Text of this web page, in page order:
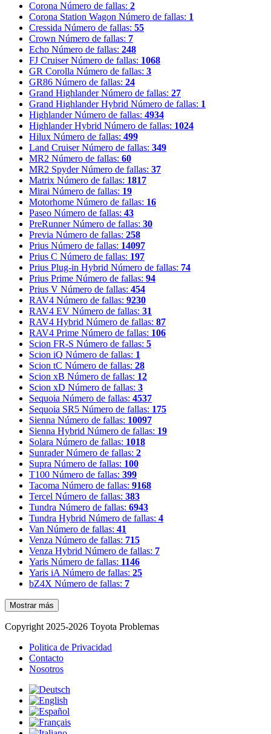
Corona Número de fallas: 2
Corona Station Wagon Número de fallas: 1
Cressida Número de fallas: 55
Crown Número de fallas: 7
Echo Número de fallas: 248
FJ Cruiser Número de fallas: 1068
GR Corolla Número de fallas: 3
GR86 Número de fallas: 24
Grand Highlander Número de fallas: 27
Grand Highlander Hybrid Número de fallas: 1
Highlander Número de fallas: 4934
Highlander Hybrid Número de fallas: 1024
Hilux Número de fallas: 499
Land Cruiser Número de fallas: 349
MR2 Número de fallas: 60
MR2 Spyder Número de fallas: 37
Matrix Número de fallas: 1817
Mirai Número de fallas: 19
Motorhome Número de fallas: 16
Paseo Número de fallas: 43
PreRunner Número de fallas: 30
Previa Número de fallas: 258
Prius Número de fallas: 14097
Prius C Número de fallas: 197
Prius Plug-in Hybrid Número de fallas: 74
Prius Prime Número de fallas: 94
Prius V Número de fallas: 454
RAV4 Número de fallas: 9230
RAV4 EV Número de fallas: 31
RAV4 Hybrid Número de fallas: 87
RAV4 Prime Número de fallas: 106
Scion FR-S Número de fallas: 5
Scion iQ Número de fallas: 1
Scion tC Número de fallas: 28
Scion xB Número de fallas: 12
Scion xD Número de fallas: 3
Sequoia Número de fallas: 4537
Sequoia SR5 Número de fallas: 175
Sienna Número de fallas: 10097
Sienna Hybrid Número de fallas: 19
Solara Número de fallas: 1018
Sunrader Número de fallas: 2
Supra Número de fallas: 100
T100 Número de fallas: 399
Tacoma Número de fallas: 9168
Tercel Número de fallas: 383
Tundra Número de fallas: 6943
Tundra Hybrid Número de fallas: 4
Van Número de fallas: 41
Venza Número de fallas: 715
Venza Hybrid Número de fallas: 7
Yaris Número de fallas: 1146
Yaris iA Número de fallas: 25
bZ4X Número de fallas: 7
Mostrar más
Copyright 2025-2026 Toyota Problemas
Politica de Privacidad
Contacto
Nosotros